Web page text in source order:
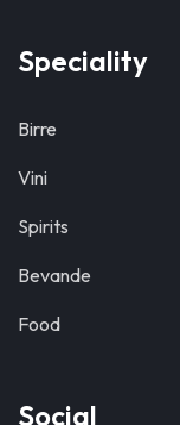
Speciality
Birre
Vini
Spirits
Bevande
Food
Social